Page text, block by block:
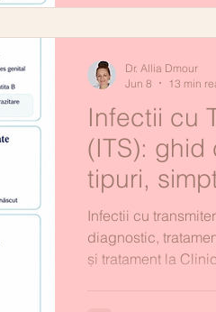
Infectii cu
(ITS):
tipuri,
tratament
Infectii cu
diagnostic,
și tratament la
Dr. Allia Dmour
Jun 8
13 min